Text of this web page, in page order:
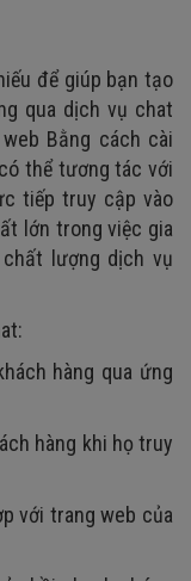
để giúp bạn tạo
qua dịch vụ chat
Bằng cách cài
thể tương tác với
tiếp truy cập vào
lớn trong việc gia
lượng dịch vụ
hàng qua ứng
hàng khi họ truy
với trang web của